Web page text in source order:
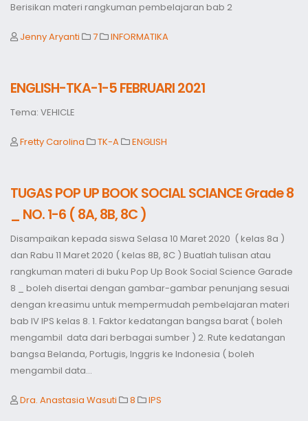
Berisikan materi rangkuman pembelajaran bab 2
Jenny Aryanti 7 INFORMATIKA
ENGLISH-TKA-1-5 FEBRUARI 2021
Tema: VEHICLE
Fretty Carolina TK-A ENGLISH
TUGAS POP UP BOOK SOCIAL SCIANCE Grade 8
_ NO. 1-6 ( 8A, 8B, 8C )
Disampaikan kepada siswa Selasa 10 Maret 2020 ( kelas 8a )
dan Rabu 11 Maret 2020 ( kelas 8B, 8C ) Buatlah tulisan atau
rangkuman materi di buku Pop Up Book Social Science Garade
8 _ boleh disertai dengan gambar-gambar penunjang sesuai
dengan kreasimu untuk mempermudah pembelajaran materi
bab IV IPS kelas 8. 1. Faktor kedatangan bangsa barat ( boleh
mengambil data dari berbagai sumber ) 2. Rute kedatangan
bangsa Belanda, Portugis, Inggris ke Indonesia ( boleh
mengambil data...
Dra. Anastasia Wasuti 8 IPS